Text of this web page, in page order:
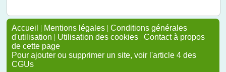
Accueil | Mentions légales | Conditions générales
d'utilisation | Utilisation des cookies | Contact à propos
de cette page
Pour ajouter ou supprimer un site, voir l'article 4 des
CGUs